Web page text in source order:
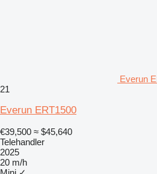
Everun
21
Everun ERT1500
€39,500 ≈ $45,640
Telehandler
2025
20 m/h